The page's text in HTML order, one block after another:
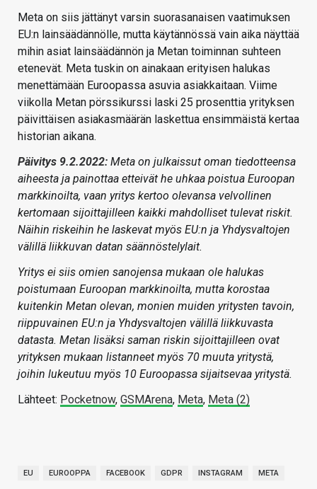
Meta on siis jättänyt varsin suorasanaisen vaatimuksen
EU:n lainsäädännölle, mutta käytännössä vain aika näyttää
mihin asiat lainsäädännön ja Metan toiminnan suhteen
etenevät. Meta tuskin on ainakaan erityisen halukas
menettämään Euroopassa asuvia asiakkaitaan. Viime
viikolla Metan pörssikurssi laski 25 prosenttia yrityksen
päivittäisen asiakasmäärän laskettua ensimmäistä kertaa
historian aikana.
Päivitys 9.2.2022: Meta on julkaissut oman tiedotteensa
aiheesta ja painottaa etteivät he uhkaa poistua Euroopan
markkinoilta, vaan yritys kertoo olevansa velvollinen
kertomaan sijoittajilleen kaikki mahdolliset tulevat riskit.
Näihin riskeihin he laskevat myös EU:n ja Yhdysvaltojen
välillä liikkuvan datan säännöstelylait.
Yritys ei siis omien sanojensa mukaan ole halukas
poistumaan Euroopan markkinoilta, mutta korostaa
kuitenkin Metan olevan, monien muiden yritysten tavoin,
riippuvainen EU:n ja Yhdysvaltojen välillä liikkuvasta
datasta. Metan lisäksi saman riskin sijoittajilleen ovat
yrityksen mukaan listanneet myös 70 muuta yritystä,
joihin lukeutuu myös 10 Euroopassa sijaitsevaa yritystä.
Lähteet: Pocketnow, GSMArena, Meta, Meta (2)
EU EUROOPPA FACEBOOK GDPR INSTAGRAM META